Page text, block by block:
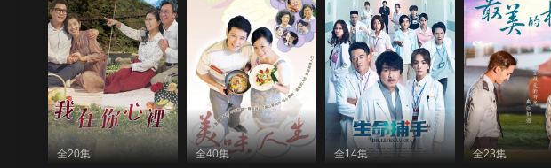
全20集 全40集 全14集 全23集